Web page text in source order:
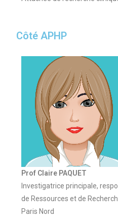
Côté APHP
Prof Claire PAQUET
Investigatrice principale,
de Ressources et de
Paris Nord